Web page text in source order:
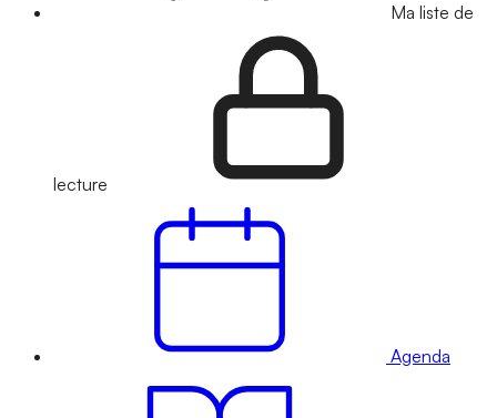
Ma liste de
lecture
Agenda